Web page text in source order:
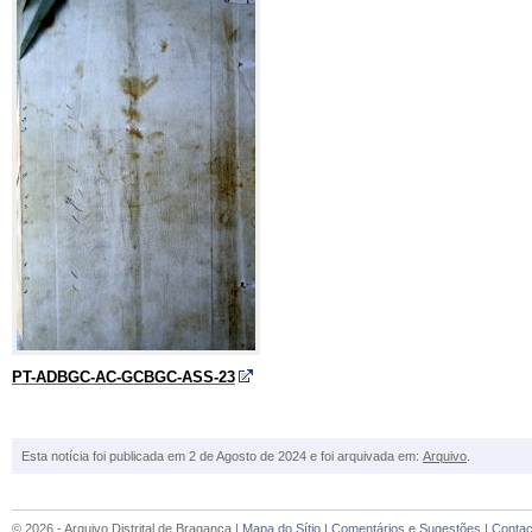
PT-ADBGC-AC-GCBGC-ASS-23
Esta notícia foi publicada em 2 de Agosto de 2024 e foi arquivada em: Arquivo
© 2026 - Arquivo Distrital de Bragança | Mapa do Sítio | Comentários e Sugestões |